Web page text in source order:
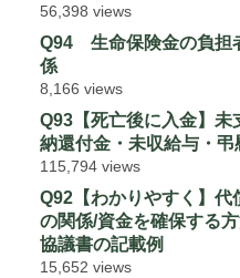
56,398 views
Q94 生命保険金の負担
係
8,166 views
Q93【死亡後に入金】未
納還付金・未収給与・
115,794 views
Q92【わかりやすく】代
の関係/資金を確保する
協議書の記載例
15,652 views